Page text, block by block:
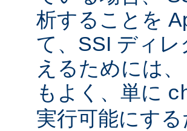
析することを
て、SSI ディ
えるためには
もよく、単に
実行可能にす